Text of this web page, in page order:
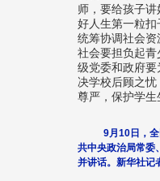
师，要给孩子讲
好人生第一粒
统筹协调社会
社会要担负起
级党委和政府
决学校后顾之
尊严，保护学生
9月10日，
共中央政治局常委
并讲话。新华社记